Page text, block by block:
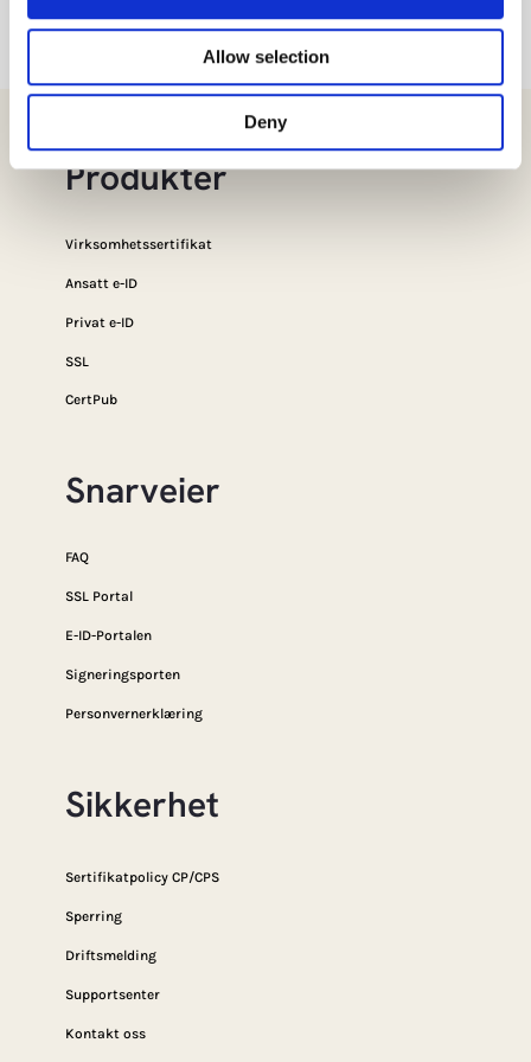
Allow selection
Deny
Produkter
Virksomhetssertifikat
Ansatt e-ID
Privat e-ID
SSL
CertPub
Snarveier
FAQ
SSL Portal
E-ID-Portalen
Signeringsporten
Personvernerklæring
Sikkerhet
Sertifikatpolicy CP/CPS
Sperring
Driftsmelding
Supportsenter
Kontakt oss